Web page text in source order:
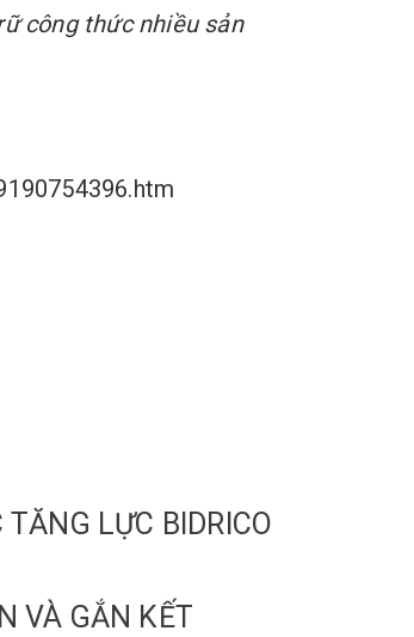
công thức nhiều sản
LỰC BIDRICO
VÀ GẮN KẾT